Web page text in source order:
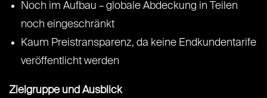
Noch im Aufbau – globale Abdeckung in Teilen
noch eingeschränkt
Kaum Preistransparenz, da keine Endkundentarife
veröffentlicht werden
Zielgruppe und Ausblick